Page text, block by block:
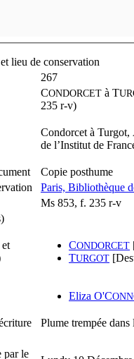
lieu de conservation
267
CONDORCET à T
235 r-v)
Condorcet à Turgot,
de l’Institut de
Copie posthume
Paris, Bibliothèque
Ms 853, f. 235 r-v
CONDORCET
TURGOT
Eliza O'C
Plume trempée dans
par le